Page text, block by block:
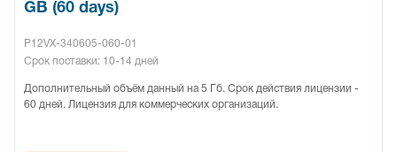
GB (60 days)
P12VX-340605-060-01
Срок поставки: 10-14 дней
Дополнительный объём данный на 5 Гб. Срок действия лицензии -
60 дней. Лицензия для коммерческих организаций.